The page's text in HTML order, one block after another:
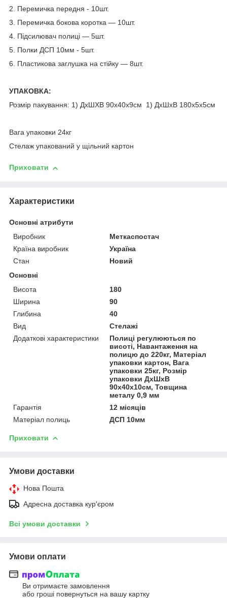
2. Перемичка передня - 10шт.
3. Перемичка бокова коротка — 10шт.
4. Підсилювач полиці — 5шт.
5. Полки ДСП 10мм - 5шт.
6. Пластикова заглушка на стійку — 8шт.
УПАКОВКА:
Розмір пакування: 1) ДхШХВ 90x40x9см 1) ДхШхВ 180х5х5см
Вага упаковки 24кг
Стелаж упакований у щільний картон
Приховати
Характеристики
Основні атрибути
Виробник
Меткаспостач
Країна виробник
Україна
Стан
Новий
Основні
Висота
180
Ширина
90
Глибина
40
Вид
Стелажі
Додаткові характеристики
Полиці регулюються по
висоті, Навантаження на
полицю до 220кг, Матеріал
упаковки картон, Вага
упаковки 25кг, Розмір
упаковки ДхШхВ
90х40х10см, Товщина
металу 0,9 мм
Гарантія
12 місяців
Матеріал полиць
ДСП 10мм
Приховати
Умови доставки
Нова Пошта
Адресна доставка кур'єром
Всі умови доставки
Умови оплати
Ви отримаєте замовлення
або гроші повернуться на вашу картку